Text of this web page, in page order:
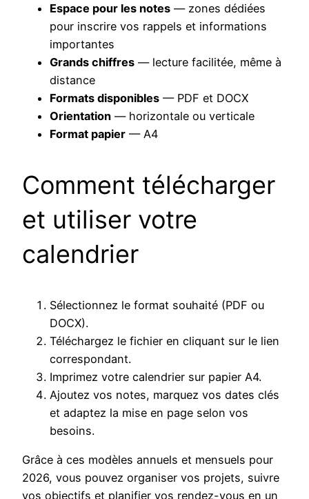
Espace pour les notes — zones dédiées
pour inscrire vos rappels et informations
importantes
Grands chiffres — lecture facilitée, même à
distance
Formats disponibles — PDF et DOCX
Orientation — horizontale ou verticale
Format papier — A4
Comment télécharger
et utiliser votre
calendrier
Sélectionnez le format souhaité (PDF ou
DOCX).
Téléchargez le fichier en cliquant sur le lien
correspondant.
Imprimez votre calendrier sur papier A4.
Ajoutez vos notes, marquez vos dates clés
et adaptez la mise en page selon vos
besoins.
Grâce à ces modèles annuels et mensuels pour
2026, vous pouvez organiser vos projets, suivre
vos objectifs et planifier vos rendez-vous en un